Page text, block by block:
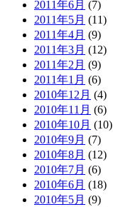
2011年6月 (7)
2011年5月 (11)
2011年4月 (9)
2011年3月 (12)
2011年2月 (9)
2011年1月 (6)
2010年12月 (4)
2010年11月 (6)
2010年10月 (10)
2010年9月 (7)
2010年8月 (12)
2010年7月 (6)
2010年6月 (18)
2010年5月 (9)